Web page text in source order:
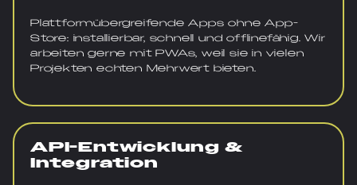
Plattformübergreifende Apps ohne App-
Store: installierbar, schnell und offlinefähig. Wir
arbeiten gerne mit PWAs, weil sie in vielen
Projekten echten Mehrwert bieten.
API-Entwicklung &
Integration